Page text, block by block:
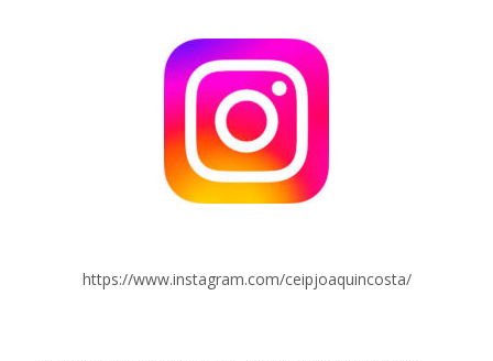
https://www.instagram.com/ceipjoaquincosta/